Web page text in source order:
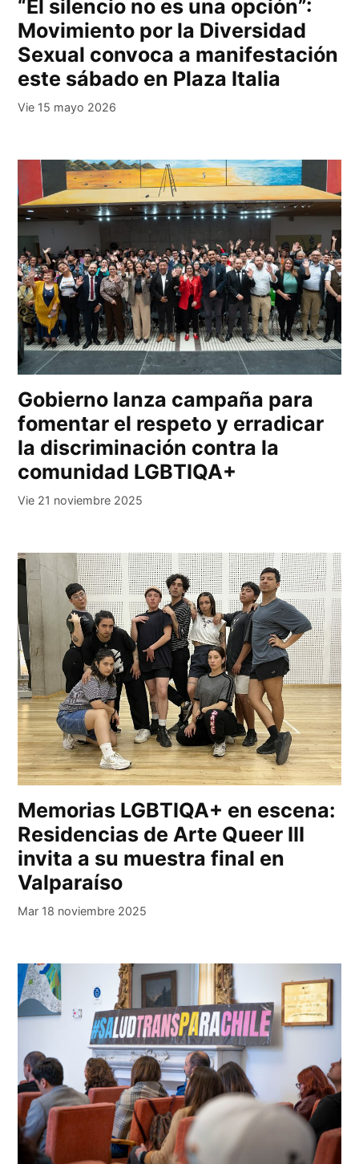
“El silencio no es una opción”:
Movimiento por la Diversidad
Sexual convoca a manifestación
este sábado en Plaza Italia
Vie 15 mayo 2026
Gobierno lanza campaña para
fomentar el respeto y erradicar
la discriminación contra la
comunidad LGBTIQA+
Vie 21 noviembre 2025
Memorias LGBTIQA+ en escena:
Residencias de Arte Queer III
invita a su muestra final en
Valparaíso
Mar 18 noviembre 2025